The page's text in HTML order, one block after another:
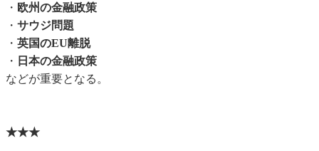
・ 欧州の金融政策
・ サウジ問題
・ 英国のEU離脱
・ 日本の金融政策
などが重要となる。
★★★